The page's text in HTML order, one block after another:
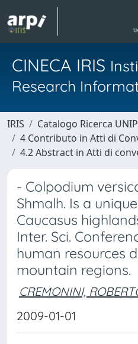
CINECA IRIS
Research
IRIS
Catalogo Ricerca
4 Contributo in Atti di
4.2 Abstract in Atti di
- Colpodium
Shmalh. Is a
Caucasus
Inter. Sci.
human resources
mountain regions.
CREMONINI,
2009-01-01